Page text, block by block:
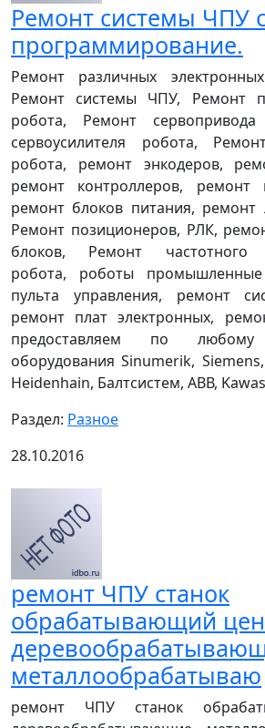
Ремонт системы ЧПУ
программирование.
Ремонт различных
Ремонт системы ЧПУ, Ремонт
робота, Ремонт
сервоусилителя робота,
робота, ремонт энкодеров,
ремонт контроллеров, ремонт
ремонт блоков питания, ремонт
Ремонт позиционеров, РЛК,
блоков, Ремонт частотного
робота, роботы
пульта управления, ремонт
ремонт плат электронных,
предоставляем по любому
оборудования Sinumerik,
Heidenhain, Балтсистем, АВВ,
Раздел: Разное
28.10.2016
ремонт ЧПУ станок
обрабатывающий
металлообрабатываю
ремонт ЧПУ станок